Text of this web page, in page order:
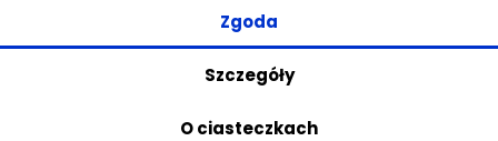
Zgoda
Szczegóły
O ciasteczkach